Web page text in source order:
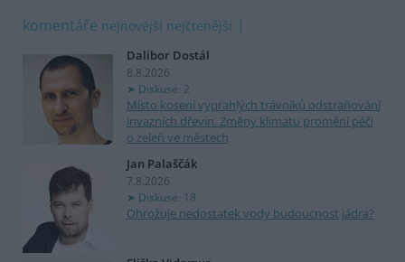
komentáře nejnovější nejčtenější
Dalibor Dostál
8.8.2026
Diskuse: 2
Místo kosení vyprahlých trávníků odstraňování
invazních dřevin. Změny klimatu promění péči
o zeleň ve městech
Jan Palaščák
7.8.2026
Diskuse: 18
Ohrožuje nedostatek vody budoucnost jádra?